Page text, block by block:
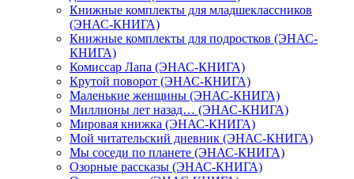
Книжные комплекты для младшеклассников
(ЭНАС-КНИГА)
Книжные комплекты для подростков (ЭНАС-
КНИГА)
Комиссар Лапа (ЭНАС-КНИГА)
Крутой поворот (ЭНАС-КНИГА)
Маленькие женщины (ЭНАС-КНИГА)
Миллионы лет назад… (ЭНАС-КНИГА)
Мировая книжка (ЭНАС-КНИГА)
Мой читательский дневник (ЭНАС-КНИГА)
Мы соседи по планете (ЭНАС-КНИГА)
Озорные рассказы (ЭНАС-КНИГА)